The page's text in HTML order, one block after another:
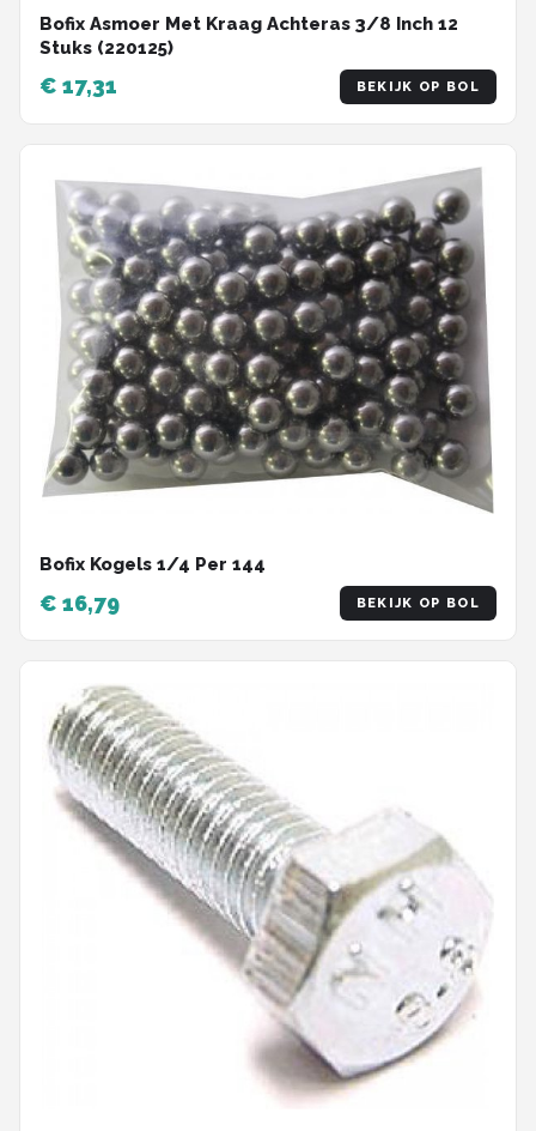
Bofix Asmoer Met Kraag Achteras 3/8 Inch 12
Stuks (220125)
€ 17,31 BEKIJK OP BOL
Bofix Kogels 1/4 Per 144
€ 16,79 BEKIJK OP BOL